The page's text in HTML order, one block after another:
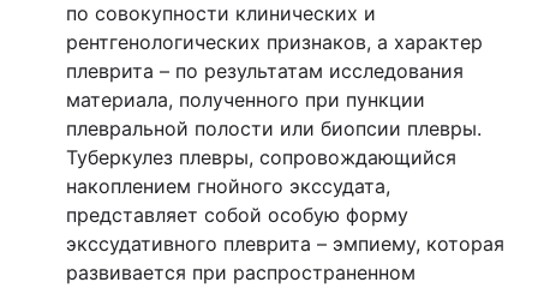
по совокупности клинических и
рентгенологических признаков, а характер
плеврита – по результатам исследования
материала, полученного при пункции
плевральной полости или биопсии плевры.
Туберкулез плевры, сопровождающийся
накоплением гнойного экссудата,
представляет собой особую форму
экссудативного плеврита – эмпиему, которая
развивается при распространенном